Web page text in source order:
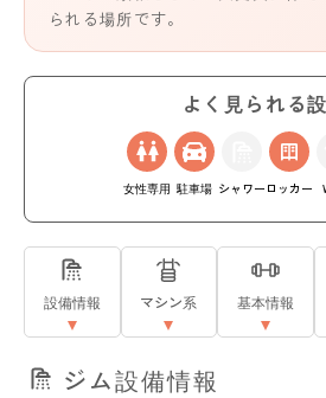
られる場所です。
よく見られる
女性専用 駐車場 シャワー ロッカー
設備情報 マシン系 基本情報
ジム設備情報